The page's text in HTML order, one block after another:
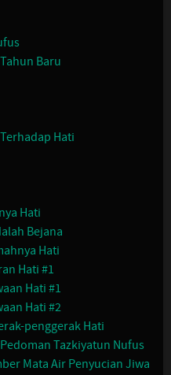
Baru
Hati
Hati
Bejana
Hati
Hati #1
Hati #1
Hati #2
penggerak Hati
Tazkiyatun Nufus
Mata Air Penyucian Jiwa